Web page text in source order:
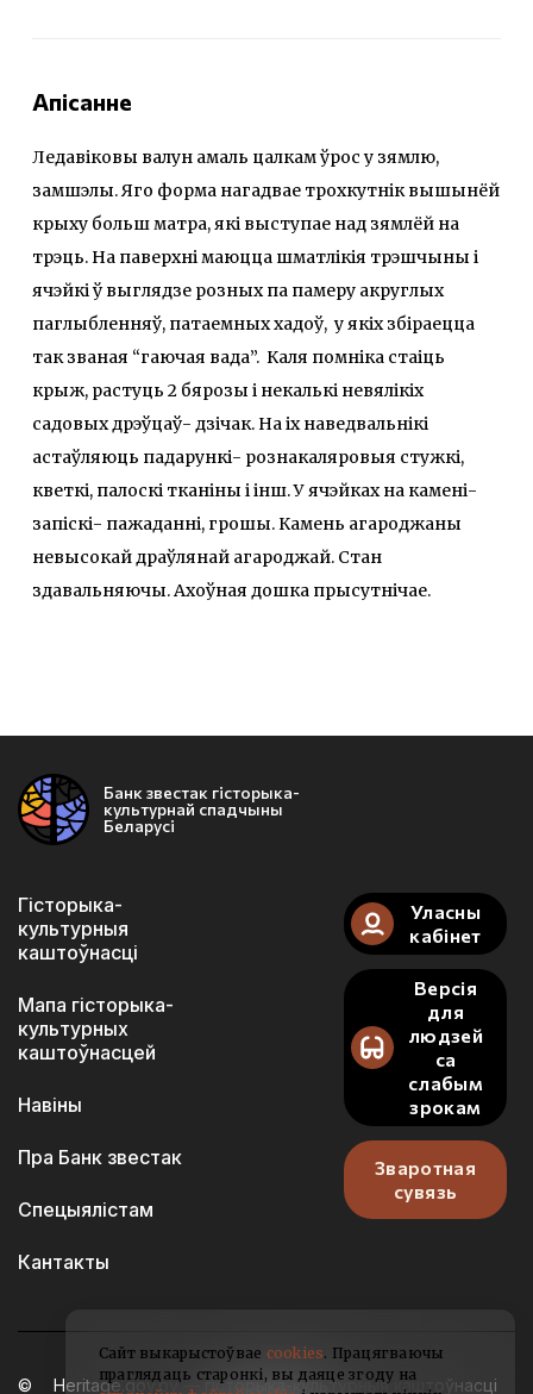
Апісанне
Ледавіковы валун амаль цалкам ўрос у зямлю,
замшэлы. Яго форма нагадвае трохкутнік вышынёй
крыху больш матра, які выступае над зямлёй на
трэць. На паверхні маюцца шматлікія трэшчыны і
ячэйкі ў выглядзе розных па памеру акруглых
паглыбленняў, патаемных хадоў, у якіх збіраецца
так званая “гаючая вада”. Каля помніка стаіць
крыж, растуць 2 бярозы і некалькі невялікіх
садовых дрэўцаў- дзічак. На іх наведвальнікі
астаўляюць падарункі- рознакаляровыя стужкі,
кветкі, палоскі тканіны і інш. У ячэйках на камені-
запіскі- пажаданні, грошы. Камень агароджаны
невысокай драўлянай агароджай. Стан
здавальняючы. Ахоўная дошка прысутнічае.
Банк звестак гісторыка-
культурнай спадчыны
Беларусі
Гісторыка-
культурныя
каштоўнасці
Мапа гісторыка-
культурных
каштоўнасцей
Навіны
Пра Банк звестак
Спецыялістам
Кантакты
Уласны
кабінет
Версія
для
людзей
са
слабым
зрокам
Зваротная
сувязь
Heritage.gov.by — гісторыка-культурныя каштоўнасці
Сайт выкарыстоўвае cookies. Працягваючы
праглядаць старонкі, вы даяце згоду на